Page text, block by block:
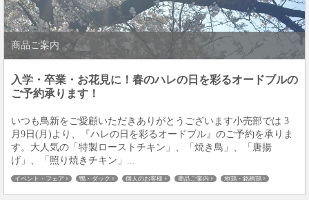
商品ご案内
入学・卒業・お花見に！春のハレの日を彩るオードブルの
ご予約承ります！
いつも鳥新をご愛顧いただきありがとうございます小売部では 3
月9日(月)より、『ハレの日を彩るオードブル』のご予約を承りま
す。大人気の「特製ローストチキン」、「焼き鳥」、「唐揚
げ」、「照り焼きチキン」...
イベント・フェア 鴨・ダック 個人のお客様 商品ご案内
地鶏・銘柄鶏